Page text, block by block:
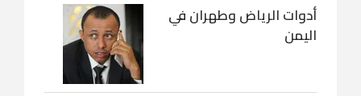
أدوات الرياض وطهران في
اليمن